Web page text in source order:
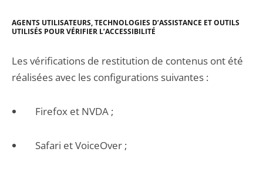
AGENTS UTILISATEURS, TECHNOLOGIES D’ASSISTANCE ET OUTILS
UTILISÉS POUR VÉRIFIER L’ACCESSIBILITÉ
Les vérifications de restitution de contenus ont été
réalisées avec les configurations suivantes :
Firefox et NVDA ;
Safari et VoiceOver ;